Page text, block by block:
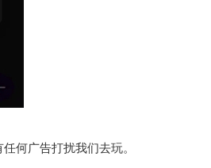
何广告打扰我们去玩。